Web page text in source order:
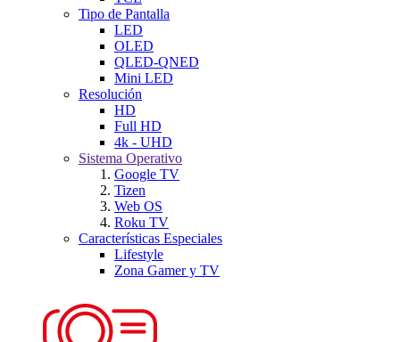
Tipo de Pantalla
LED
OLED
QLED-QNED
Mini LED
Resolución
HD
Full HD
4k - UHD
Sistema Operativo
Google TV
Tizen
Web OS
Roku TV
Características Especiales
Lifestyle
Zona Gamer y TV